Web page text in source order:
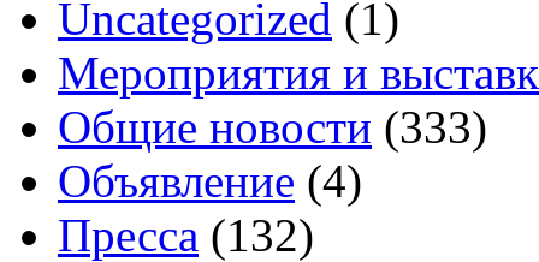
Uncategorized (1)
Мероприятия и
Общие новости (333)
Объявление (4)
Пресса (132)